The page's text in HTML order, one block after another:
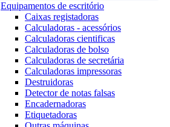
Equipamentos de escritório
Caixas registadoras
Calculadoras - acessórios
Calculadoras cientificas
Calculadoras de bolso
Calculadoras de secretária
Calculadoras impressoras
Destruidoras
Detector de notas falsas
Encadernadoras
Etiquetadoras